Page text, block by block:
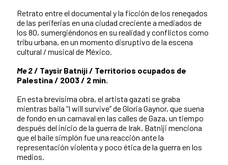
Retrato entre el documental y la ficción de los renegados
de las periferias en una ciudad creciente a mediados de
los 80, sumergiéndonos en su realidad y conflictos como
tribu urbana, en un momento disruptivo de la escena
cultural / musical de México.
Me 2/ Taysir Batniji / Territorios ocupados de
Palestina / 2003 / 2 min.
En esta brevísima obra, el artista gazatí se graba
mientras baila “I will survive” de Gloria Gaynor, que suena
de fondo en un carnaval en las calles de Gaza, un tiempo
después del inicio de la guerra de Irak. Batniji menciona
que el baile simplón fue una reacción ante la
representación violenta y poco ética de la guerra en los
medios.